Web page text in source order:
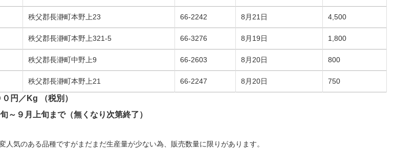
秩父郡長瀞町本野上23 66-2242 8月21日 4,500
秩父郡長瀞町本野上321-5 66-3276 8月19日 1,800
秩父郡長瀞町中野上9 66-2603 8月20日 800
秩父郡長瀞町本野上21 66-2247 8月20日 750
Kg （税別）
月上旬まで（無くなり次第終了）
人気のある品種ですがまだまだ生産量が少ない為、販売数量に限りがあります。